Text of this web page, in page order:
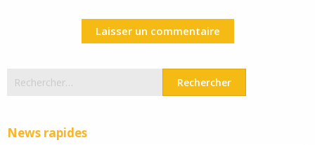
Rechercher :
News rapides